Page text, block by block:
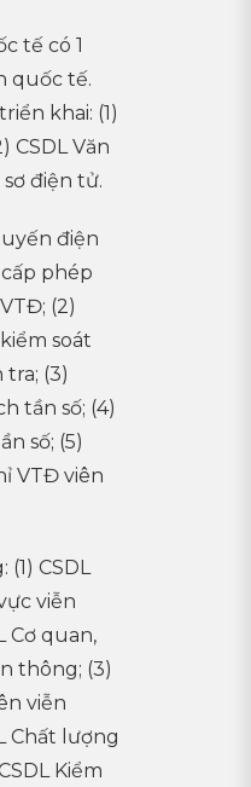
tế có 1
quốc tế.
khai: (1)
CSDL Văn
điện tử.
điện
cấp phép
(2)
soát
(3)
tần số; (4)
số; (5)
VTĐ viên
CSDL
viễn
Cơ quan,
thông; (3)
viễn
Chất lượng
Kiểm